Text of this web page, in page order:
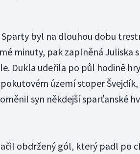
byl na dlouhou dobu
minuty, pak zaplněná Juliska
Dukla udeřila po půl hodině
území stoper
syn někdejší sparťanské
obdržený gól, který padl po